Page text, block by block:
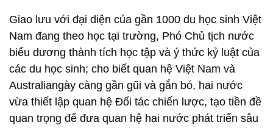
Giao lưu với đại diện của gần 1000 du học sinh Việt
Nam đang theo học tại trường, Phó Chủ tịch nước
biểu dương thành tích học tập và ý thức kỷ luật của
các du học sinh; cho biết quan hệ Việt Nam và
Australiangày càng gần gũi và gắn bó, hai nước
vừa thiết lập quan hệ Đối tác chiến lược, tạo tiền đề
quan trọng để đưa quan hệ hai nước phát triển sâu